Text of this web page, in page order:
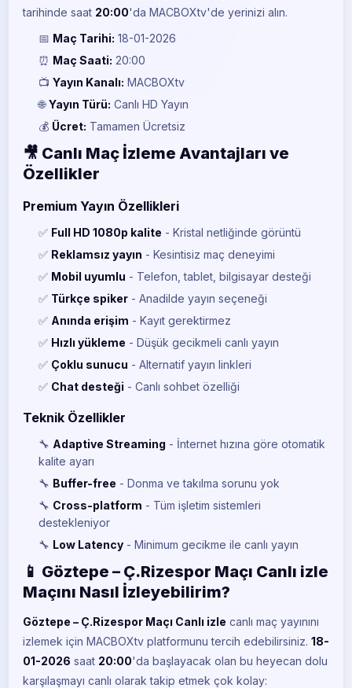
tarihinde saat 20:00'da MACBOXtv'de yerinizi alın.
📅 Maç Tarihi: 18-01-2026
⏰ Maç Saati: 20:00
📺 Yayın Kanalı: MACBOXtv
🌐Yayın Türü: Canlı HD Yayın
💰 Ücret: Tamamen Ücretsiz
🎥 Canlı Maç İzleme Avantajları ve
Özellikler
Premium Yayın Özellikleri
✅ Full HD 1080p kalite - Kristal netliğinde görüntü
✅ Reklamsız yayın - Kesintisiz maç deneyimi
✅ Mobil uyumlu - Telefon, tablet, bilgisayar desteği
✅ Türkçe spiker - Anadilde yayın seçeneği
✅ Anında erişim - Kayıt gerektirmez
✅ Hızlı yükleme - Düşük gecikmeli canlı yayın
✅ Çoklu sunucu - Alternatif yayın linkleri
✅ Chat desteği - Canlı sohbet özelliği
Teknik Özellikler
🔧 Adaptive Streaming - İnternet hızına göre otomatik
kalite ayarı
🔧 Buffer-free - Donma ve takılma sorunu yok
🔧 Cross-platform - Tüm işletim sistemleri
destekleniyor
🔧 Low Latency - Minimum gecikme ile canlı yayın
📱 Göztepe – Ç.Rizespor Maçı Canlı izle
Maçını Nasıl İzleyebilirim?
Göztepe – Ç.Rizespor Maçı Canlı izle canlı maç yayınını
izlemek için MACBOXtv platformunu tercih edebilirsiniz. 18-
01-2026 saat 20:00'da başlayacak olan bu heyecan dolu
karşılaşmayı canlı olarak takip etmek çok kolay: